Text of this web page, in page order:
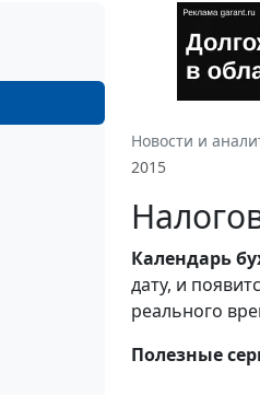
Новости и
2015
Календарь
дату, и
реального
Полезные